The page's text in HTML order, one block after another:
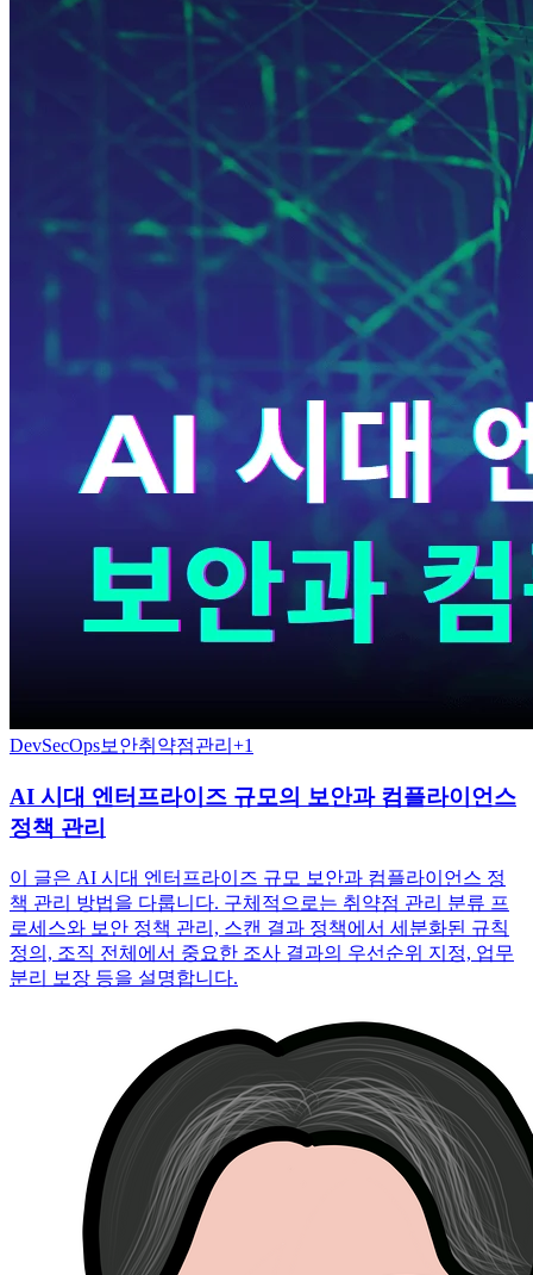
DevSecOps보안취약점관리 +1
AI 시대 엔터프라이즈 규모의 보안과 컴플라이언스
정책 관리
이 글은 AI 시대 엔터프라이즈 규모 보안과 컴플라이언스 정
책 관리 방법을 다룹니다. 구체적으로는 취약점 관리 분류 프
로세스와 보안 정책 관리, 스캔 결과 정책에서 세분화된 규칙
정의, 조직 전체에서 중요한 조사 결과의 우선순위 지정, 업무
분리 보장 등을 설명합니다.